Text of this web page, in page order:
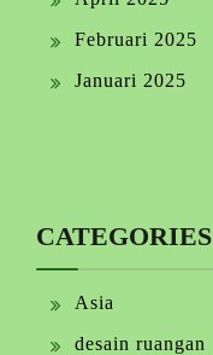
Februari 2025
Januari 2025
CATEGORIES
Asia
desain ruangan